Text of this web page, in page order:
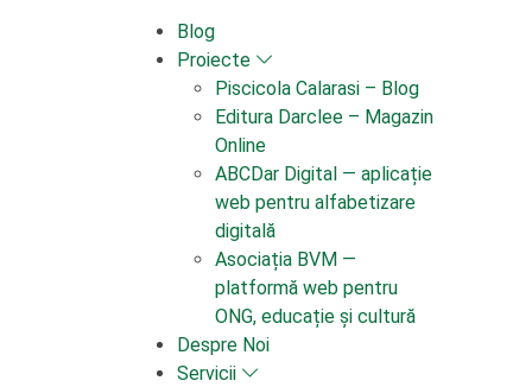
Blog
Proiecte
Piscicola Calarasi – Blog
Editura Darclee – Magazin
Online
ABCDar Digital — aplicație
web pentru alfabetizare
digitală
Asociația BVM —
platformă web pentru
ONG, educație și cultură
Despre Noi
Servicii